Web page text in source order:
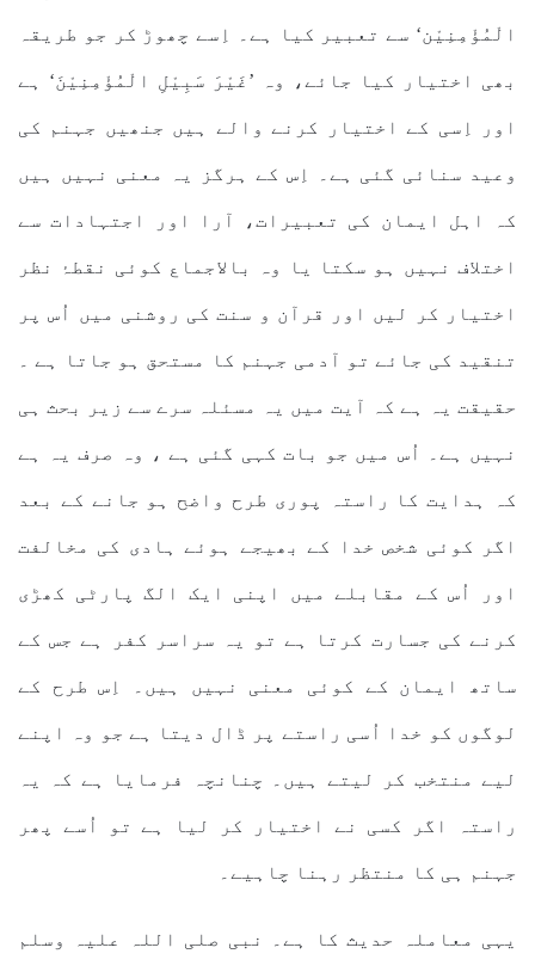
الْمُؤْمِنِیْن‘ سے تعبیر کیا ہے۔ اِسے چھوڑ کر جو طریقہ
بھی اختیار کیا جائے، وہ ’غَیْرَ سَبِیْلِ الْمُؤْمِنِیْنَ‘ ہے
اور اِسی کے اختیار کرنے والے ہیں جنھیں جہنم کی
وعید سنائی گئی ہے۔ اِس کے ہرگز یہ معنی نہیں ہیں
کہ اہل ایمان کی تعبیرات، آرا اور اجتہادات سے
اختلاف نہیں ہو سکتا یا وہ بالاجماع کوئی نقطۂ نظر
اختیار کر لیں اور قرآن و سنت کی روشنی میں اُس پر
تنقید کی جائے تو آدمی جہنم کا مستحق ہو جاتا ہے ۔
حقیقت یہ ہے کہ آیت میں یہ مسئلہ سرے سے زیر بحث ہی
نہیں ہے۔ اُس میں جو بات کہی گئی ہے ، وہ صرف یہ ہے
کہ ہدایت کا راستہ پوری طرح واضح ہو جانے کے بعد
اگر کوئی شخص خدا کے بھیجے ہوئے ہادی کی مخالفت
اور اُس کے مقابلے میں اپنی ایک الگ پارٹی کھڑی
کرنے کی جسارت کرتا ہے تو یہ سراسر کفر ہے جس کے
ساتھ ایمان کے کوئی معنی نہیں ہیں۔ اِس طرح کے
لوگوں کو خدا اُسی راستے پر ڈال دیتا ہے جو وہ اپنے
لیے منتخب کر لیتے ہیں۔ چنانچہ فرمایا ہے کہ یہ
راستہ اگر کسی نے اختیار کر لیا ہے تو اُسے پھر
جہنم ہی کا منتظر رہنا چاہیے۔
یہی معاملہ حدیث کا ہے۔ نبی صلی اللہ علیہ وسلم